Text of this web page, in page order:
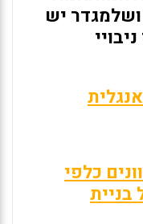
יש
כלפי
בניית